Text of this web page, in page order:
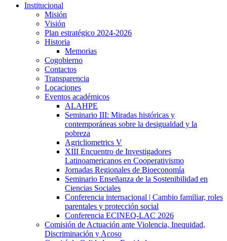
Institucional
Misión
Visión
Plan estratégico 2024-2026
Historia
Memorias
Cogobierno
Contactos
Transparencia
Locaciones
Eventos académicos
ALAHPE
Seminario III: Miradas históricas y
contemporáneas sobre la desigualdad y la
pobreza
Agricliometrics V
XIII Encuentro de Investigadores
Latinoamericanos en Cooperativismo
Jornadas Regionales de Bioeconomía
Seminario Enseñanza de la Sostenibilidad en
Ciencias Sociales
Conferencia internacional | Cambio familiar, roles
parentales y protección social
Conferencia ECINEQ-LAC 2026
Comisión de Actuación ante Violencia, Inequidad,
Discriminación y Acoso